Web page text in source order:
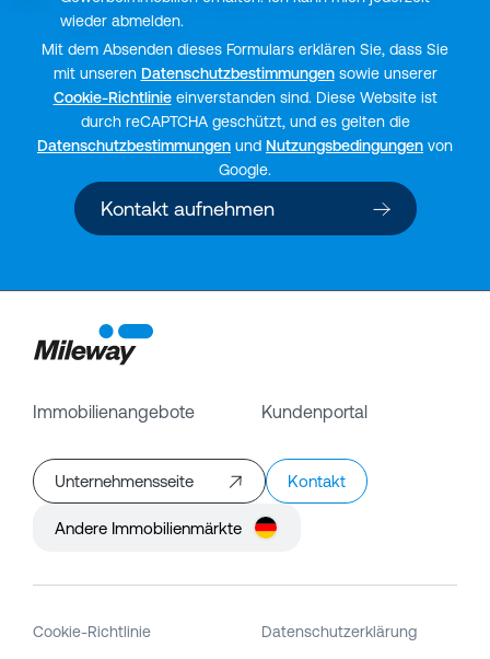
wieder abmelden.
Mit dem Absenden dieses Formulars erklären Sie, dass Sie
mit unseren Datenschutzbestimmungensowie unserer
Cookie-Richtlinieeinverstanden sind. Diese Website ist
durch reCAPTCHA geschützt, und es gelten die
Datenschutzbestimmungen und Nutzungsbedingungen von
Google.
Kontakt aufnehmen
Immobilienangebote Kundenportal
Unternehmensseite Kontakt
Andere Immobilienmärkte
Cookie-Richtlinie Datenschutzerklärung